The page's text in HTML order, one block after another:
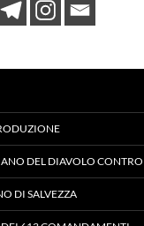
DEL DIAVOLO
DI SALVEZZA